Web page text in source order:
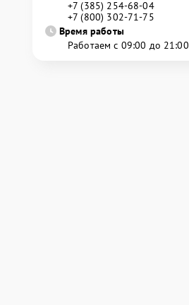
+7 (385) 254-68-04
+7 (800) 302-71-75
Время работы
Работаем с 09:00 до 21:00